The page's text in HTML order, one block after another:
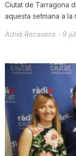
Ciutat de Tarragona
aquesta setmana a la
Adrià Recasens - 9